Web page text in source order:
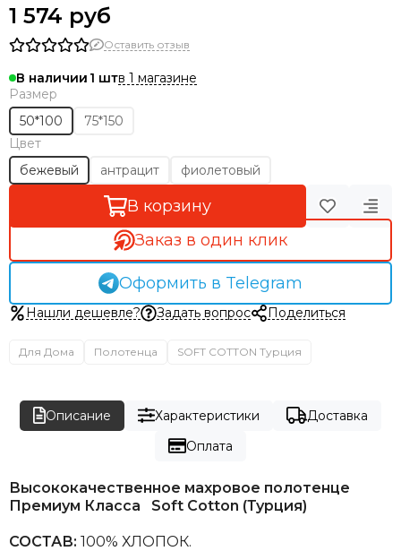
1 574 руб
Оставить отзыв
В наличии 1
в 1 магазине
Размер
50*100
75*150
Цвет
бежевый
антрацит фиолетовый
В корзину
Заказ в один клик
Оформить в Telegram
Нашли дешевле? Задать вопрос Поделиться
Для Дома Полотенца SOFT COTTON Турция
Описание Характеристики
Доставка
Оплата
Высококачественное махровое полотенце
Премиум Класса Soft Cotton (Турция)
СОСТАВ: 100% ХЛОПОК.